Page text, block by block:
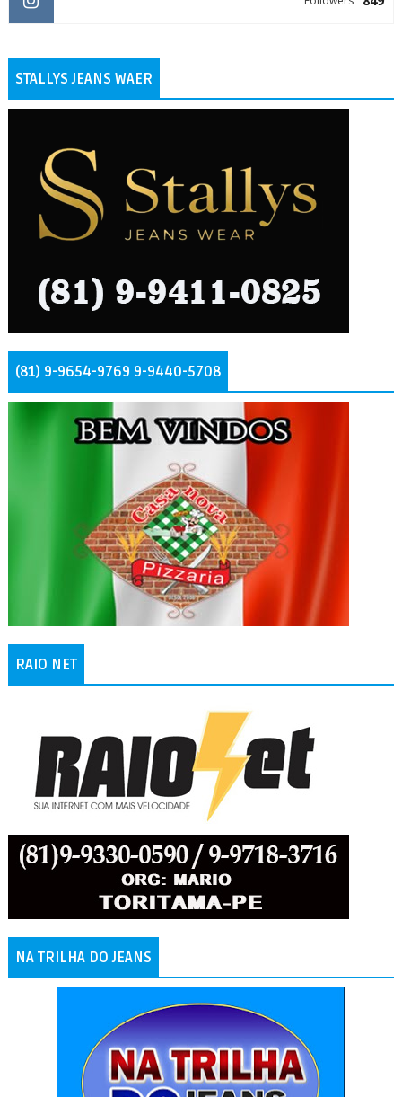
STALLYS JEANS WAER
(81) 9-9654-9769 9-9440-5708
RAIO NET
NA TRILHA DO JEANS